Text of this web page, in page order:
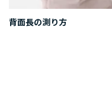
背面長の測り方